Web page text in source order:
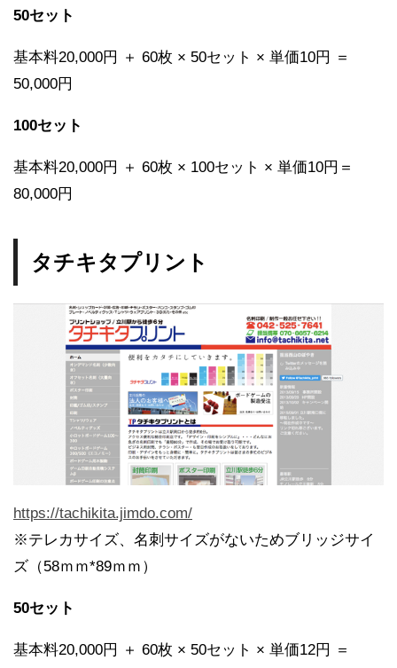
50セット
基本料20,000円 ＋ 60枚 × 50セット × 単価10円 ＝
50,000円
100セット
基本料20,000円 ＋ 60枚 × 100セット × 単価10円＝
80,000円
タチキタプリント
https://tachikita.jimdo.com/
※テレカサイズ、名刺サイズがないためブリッジサイ
ズ（58ｍｍ*89ｍｍ）
50セット
基本料20,000円 ＋ 60枚 × 50セット × 単価12円 ＝